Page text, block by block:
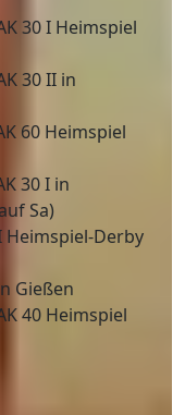
30 I Heimspiel
30 II in
60 Heimspiel
30 I in
Sa)
Heimspiel-Derby
Gießen
40 Heimspiel